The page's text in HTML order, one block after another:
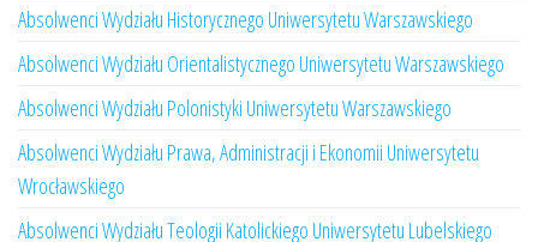
Absolwenci Wydziału Historycznego Uniwersytetu Warszawskiego
Absolwenci Wydziału Orientalistycznego Uniwersytetu Warszawskiego
Absolwenci Wydziału Polonistyki Uniwersytetu Warszawskiego
Absolwenci Wydziału Prawa, Administracji i Ekonomii Uniwersytetu
Wrocławskiego
Absolwenci Wydziału Teologii Katolickiego Uniwersytetu Lubelskiego